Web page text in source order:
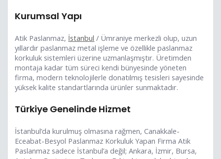
Kurumsal Yapı
Atik Paslanmaz, İstanbul / Ümraniye merkezli olup, uzun
yıllardır paslanmaz metal işleme ve özellikle paslanmaz
korkuluk sistemleri üzerine uzmanlaşmıştır. Üretimden
montaja kadar tüm süreci kendi bünyesinde yöneten
firma, modern teknolojilerle donatılmış tesisleri sayesinde
yüksek kalite standartlarında ürünler sunmaktadır.
Türkiye Genelinde Hizmet
İstanbul’da kurulmuş olmasına rağmen, Canakkale-
Eceabat-Besyol Paslanmaz Korkuluk Yapan Firma Atik
Paslanmaz sadece İstanbul’a değil; Ankara, İzmir, Bursa,